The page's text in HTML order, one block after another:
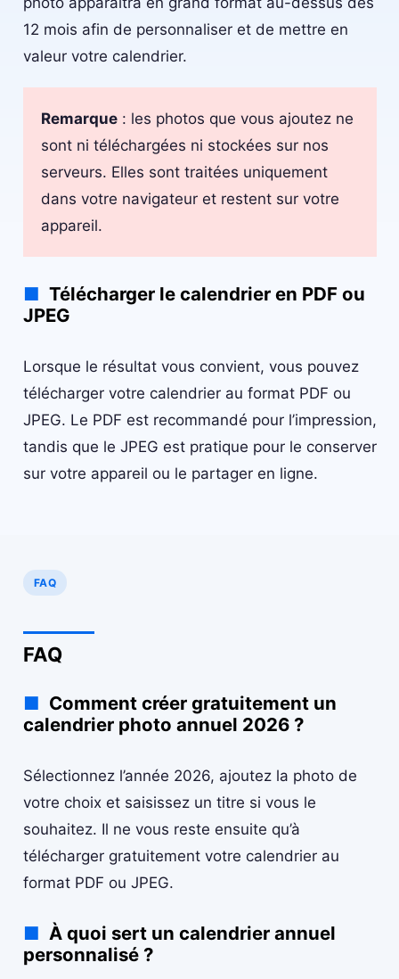
12 mois afin de personnaliser et de mettre en
valeur votre calendrier.
Remarque: les photos que vous ajoutez ne
sont ni téléchargées ni stockées sur nos
serveurs. Elles sont traitées uniquement
dans votre navigateur et restent sur votre
appareil.
Télécharger le calendrier en PDF ou
JPEG
Lorsque le résultat vous convient, vous pouvez
télécharger votre calendrier au format PDF ou
JPEG. Le PDF est recommandé pour l’impression,
tandis que le JPEG est pratique pour le conserver
sur votre appareil ou le partager en ligne.
FAQ
FAQ
Comment créer gratuitement un
calendrier photo annuel 2026 ?
Sélectionnez l’année 2026, ajoutez la photo de
votre choix et saisissez un titre si vous le
souhaitez. Il ne vous reste ensuite qu’à
télécharger gratuitement votre calendrier au
format PDF ou JPEG.
À quoi sert un calendrier annuel
personnalisé ?